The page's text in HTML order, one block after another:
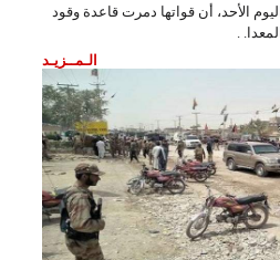
الأحد، أن قواتها دمرت قاعدة وقود
.
الـمــزيـد